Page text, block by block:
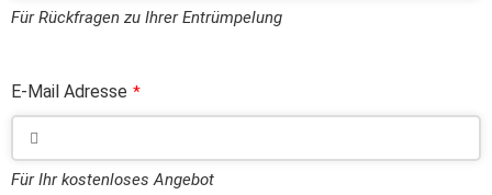
Für Rückfragen zu Ihrer Entrümpelung
E-Mail Adresse *
Für Ihr kostenloses Angebot